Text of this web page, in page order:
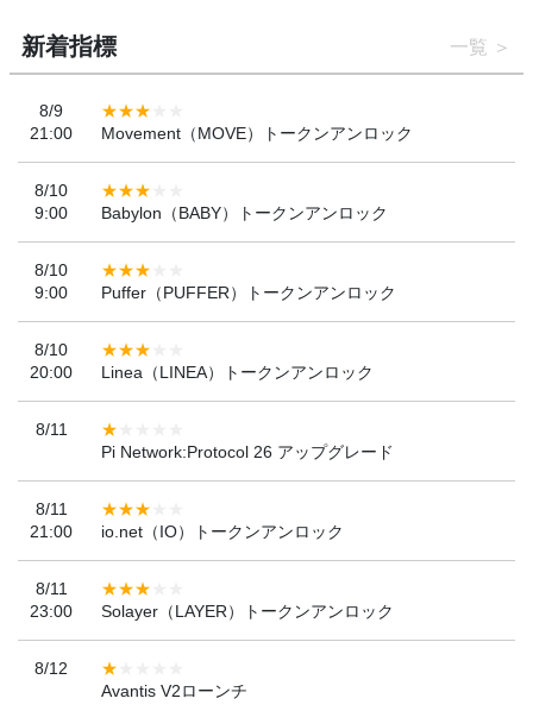
新着指標 一覧
8/9
21:00
Movement（MOVE）トークンアンロック
8/10
9:00
Babylon（BABY）トークンアンロック
8/10
9:00
Puffer（PUFFER）トークンアンロック
8/10
20:00
Linea（LINEA）トークンアンロック
8/11
Pi Network:Protocol 26 アップグレード
8/11
21:00
io.net（IO）トークンアンロック
8/11
23:00
Solayer（LAYER）トークンアンロック
8/12
Avantis V2ローンチ